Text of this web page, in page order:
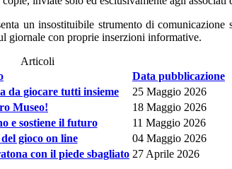
un insostituibile strumento di
giornale con proprie inserzioni informative.
Articoli
Data pubblicazione
da giocare tutti insieme
25 Maggio 2026
Museo!
18 Maggio 2026
e sostiene il futuro
11 Maggio 2026
gioco on line
04 Maggio 2026
con il piede sbagliato 27 Aprile 2026